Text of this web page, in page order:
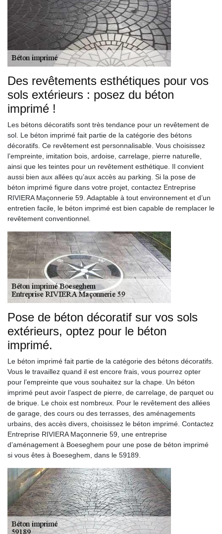
Des revêtements esthétiques pour vos
sols extérieurs : posez du béton
imprimé !
Les bétons décoratifs sont très tendance pour un revêtement de
sol. Le béton imprimé fait partie de la catégorie des bétons
décoratifs. Ce revêtement est personnalisable. Vous choisissez
l’empreinte, imitation bois, ardoise, carrelage, pierre naturelle,
ainsi que les teintes pour un revêtement esthétique. Il convient
aussi bien aux allées qu’aux accès au parking. Si la pose de
béton imprimé figure dans votre projet, contactez Entreprise
RIVIERA Maçonnerie 59. Adaptable à tout environnement et d’un
entretien facile, le béton imprimé est bien capable de remplacer le
revêtement conventionnel.
Pose de béton décoratif sur vos sols
extérieurs, optez pour le béton
imprimé.
Le béton imprimé fait partie de la catégorie des bétons décoratifs.
Vous le travaillez quand il est encore frais, vous pourrez opter
pour l’empreinte que vous souhaitez sur la chape. Un béton
imprimé peut avoir l’aspect de pierre, de carrelage, de parquet ou
de brique. Le choix est nombreux. Pour le revêtement des allées
de garage, des cours ou des terrasses, des aménagements
urbains, des accès divers, choisissez le béton imprimé. Contactez
Entreprise RIVIERA Maçonnerie 59, une entreprise
d’aménagement à Boeseghem pour une pose de béton imprimé
si vous êtes à Boeseghem, dans le 59189.